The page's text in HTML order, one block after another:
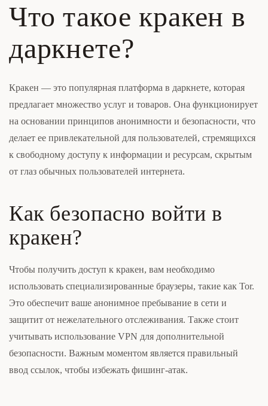
Что такое кракен в
даркнете?
Кракен — это популярная платформа в даркнете, которая
предлагает множество услуг и товаров. Она функционирует
на основании принципов анонимности и безопасности, что
делает ее привлекательной для пользователей, стремящихся
к свободному доступу к информации и ресурсам, скрытым
от глаз обычных пользователей интернета.
Как безопасно войти в
кракен?
Чтобы получить доступ к кракен, вам необходимо
использовать специализированные браузеры, такие как Tor.
Это обеспечит ваше анонимное пребывание в сети и
защитит от нежелательного отслеживания. Также стоит
учитывать использование VPN для дополнительной
безопасности. Важным моментом является правильный
ввод ссылок, чтобы избежать фишинг-атак.